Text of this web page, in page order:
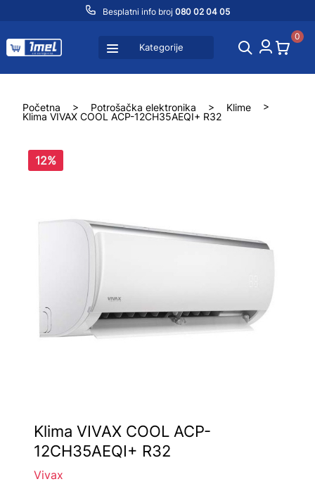
Besplatni info broj 080 02 04 05
Kategorije
0
Početna > Potrošačka elektronika > Klime
>
Klima VIVAX COOL ACP-12CH35AEQI+ R32
12%
Klima VIVAX COOL ACP-
12CH35AEQI+ R32
Vivax